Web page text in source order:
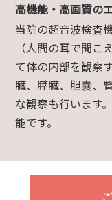
高機能・高画質の
当院の超音波検査
（人間の耳で聞
て体の内部を観察
臓、膵臓、胆嚢、
な観察も行います
能です。